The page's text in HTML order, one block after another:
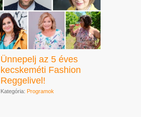
Ünnepelj az 5 éves
kecskeméti Fashion
Reggelivel!
Kategória: Programok